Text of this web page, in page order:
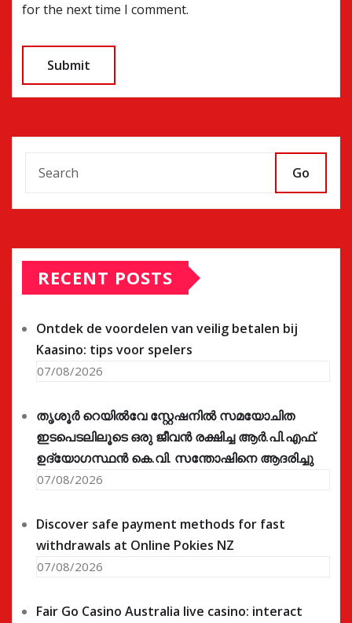
for the next time I comment.
Go
RECENT POSTS
Ontdek de voordelen van veilig betalen bij
Kaasino: tips voor spelers
07/08/2026
തൃശൂർ റെയിൽവേ സ്റ്റേഷനിൽ സമയോചിത
ഇടപെടലിലൂടെ ഒരു ജീവൻ രക്ഷിച്ച ആർ.പി.എഫ്.
ഉദ്യോഗസ്ഥൻ കെ.വി. സന്തോഷിനെ ആദരിച്ചു
07/08/2026
Discover safe payment methods for fast
withdrawals at Online Pokies NZ
07/08/2026
Fair Go Casino Australia live casino: interact